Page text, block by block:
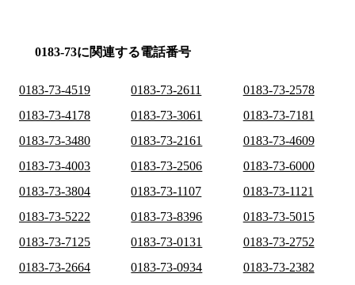
0183-73に関連する電話番号
0183-73-4519 0183-73-2611
0183-73-2578
0183-73-4178
0183-73-3061
0183-73-7181
0183-73-3480
0183-73-2161
0183-73-4609
0183-73-4003
0183-73-2506
0183-73-6000
0183-73-3804
0183-73-1107
0183-73-1121
0183-73-5222
0183-73-8396
0183-73-5015
0183-73-7125
0183-73-0131
0183-73-2752
0183-73-2664
0183-73-0934
0183-73-2382